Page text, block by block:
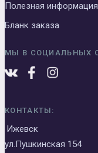
Полезная информация
Бланк заказа
МЫ В СОЦИАЛЬНЫХ
КОНТАКТЫ:
Ижевск
ул.Пушкинская 154